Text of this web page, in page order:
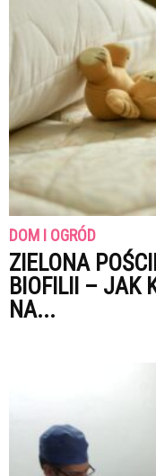
DOM I OGRÓD
ZIELONA
BIOFILII – JAK
NA...